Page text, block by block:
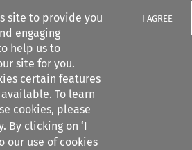
site to provide you
engaging
help us to
site for you.
certain features
To learn
cookies, please
. By clicking on ‘I
our use of cookies
I AGREE
filters